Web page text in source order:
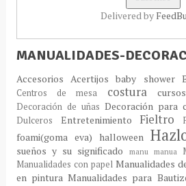
Delivered by
MANUALIDADES-
AccesoriosAcertijosbaby shower
Centros de mesa costura
Decoración de uñas Decoración para
Dulceros Entretenimiento Fieltro
foami(goma eva) halloween
sueños y su significado
manu manua
Manualidades con papel Manualidades
en pinturaManualidades para